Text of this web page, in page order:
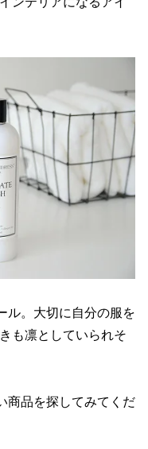
ル。大切に自分の服を
も凛としていられそ
商品を探してみてくだ